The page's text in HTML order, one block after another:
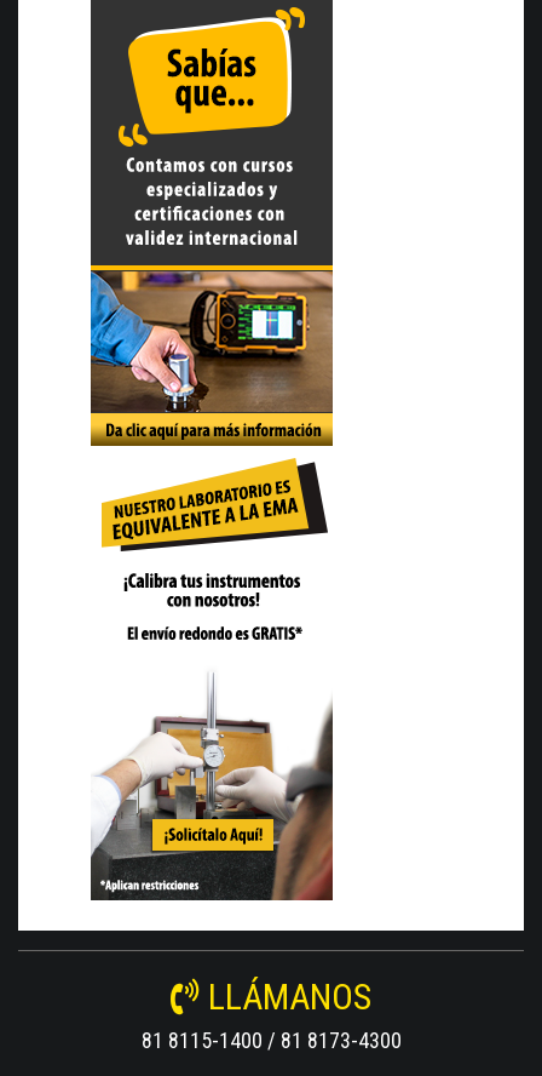
LLÁMANOS
81 8115-1400 / 81 8173-4300